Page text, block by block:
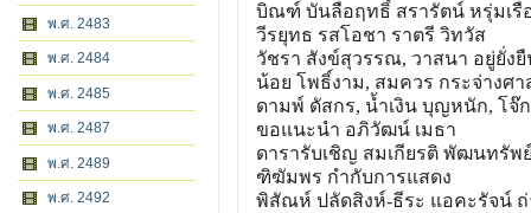
พ.ศ. 2483
พ.ศ. 2484
พ.ศ. 2485
พ.ศ. 2487
พ.ศ. 2489
พ.ศ. 2492
บิณฑ์ บันลือฤทธิ์ สรารัตน์ หรุ่มเรื
วีรยุทธ รสโอชา ราตรี วิทวัส
วัชรา สังข์สุวรรณ, วาสนา อยู่ยั่งยื
น้อย โพธิ์งาม, สมควร กระจ่างศ
ดามพ์ ดัสกร, น้ำเงิน บุญหนัก, โจ๊
ขอแนะนำ อภิวัฒน์ เมธา
ดารารับเชิญ สมเกียรติ พัฒนทรัพ
ฑิฆัมพร กำกับการแสดง
พิสัณห์ ปลัดสิงห์-ธีระ แอคะรัจน์